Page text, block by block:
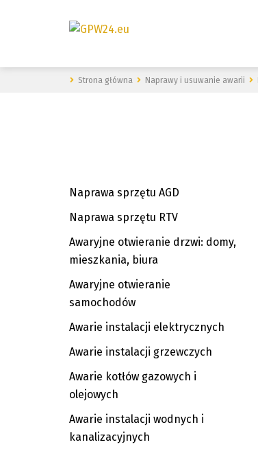
Strona główna Naprawy i usuwanie awarii
Naprawa sprzętu AGD
Naprawa sprzętu RTV
Awaryjne otwieranie drzwi: domy,
mieszkania, biura
Awaryjne otwieranie
samochodów
Awarie instalacji elektrycznych
Awarie instalacji grzewczych
Awarie kotłów gazowych i
olejowych
Awarie instalacji wodnych i
kanalizacyjnych